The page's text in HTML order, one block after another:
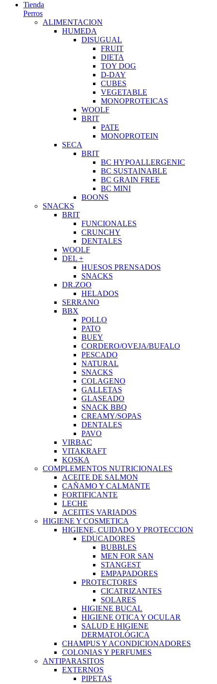
Tienda
Perros
ALIMENTACION
HUMEDA
DISUGUAL
FRUIT
DIETA
TOY DOG
D-DAY
CUBES
VEGETABLE
MONOPROTEICAS
WOOLF
BRIT
PATE
MONOPROTEIN
SECA
BRIT
BC HYPOALLERGENIC
BC SUSTAINABLE
BC GRAIN FREE
BC MINI
BOONS
SNACKS
BRIT
FUNCIONALES
CRUNCHY
DENTALES
WOOLF
DEL +
HUESOS PRENSADOS
SNACKS
DR.ZOO
HELADOS
SERRANO
BBX
POLLO
PATO
BUEY
CORDERO/OVEJA/BUFALO
PESCADO
NATURAL
SNACKS
COLAGENO
GALLETAS
GLASEADO
SNACK BBQ
CREAMY/SOPAS
DENTALES
PAVO
VIRBAC
VITAKRAFT
KOSKA
COMPLEMENTOS NUTRICIONALES
ACEITE DE SALMON
CAÑAMO Y CALMANTE
FORTIFICANTE
LECHE
ACEITES VARIADOS
HIGIENE Y COSMETICA
HIGIENE, CUIDADO Y PROTECCION
EDUCADORES
BUBBLES
MEN FOR SAN
STANGEST
EMPAPADORES
PROTECTORES
CICATRIZANTES
SOLARES
HIGIENE BUCAL
HIGIENE OTICA Y OCULAR
SALUD E HIGIENE
DERMATOLÓGICA
CHAMPUS Y ACONDICIONADORES
COLONIAS Y PERFUMES
ANTIPARASITOS
EXTERNOS
PIPETAS